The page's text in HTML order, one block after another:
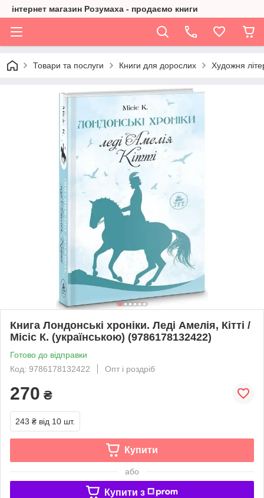
інтернет магазин Розумаха - продаємо книги
Товари та послуги Книги для дорослих Художня
Книга Лондонські хроніки. Леді Амелія, Кітті /
Місіс К. (українською) (9786178132422)
Готово до відправки
Код: 9786178132422
Опт і роздріб
270 ₴
243 ₴ від 10 шт.
Купити
або
Купити з